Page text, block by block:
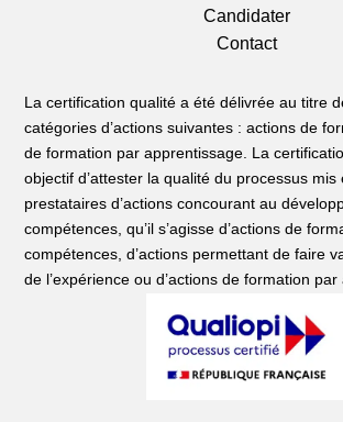
Candidater
Contact
La certification qualité a été délivrée au titre
catégories d’actions suivantes : actions de
de formation par apprentissage. La
objectif d’attester la qualité du processus
prestataires d’actions concourant au
compétences, qu’il s’agisse d’actions de
compétences, d’actions permettant de faire
de l’expérience ou d’actions de formation par